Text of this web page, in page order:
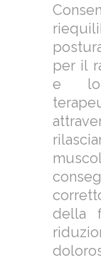
per il
e
della